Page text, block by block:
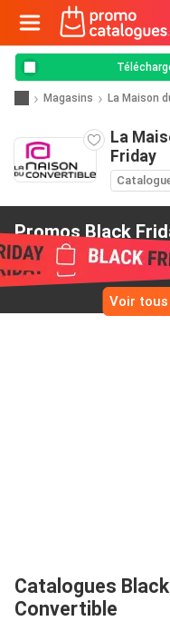
Magasins La Maison
La
Friday
Promos Black
de La Maison du
Voir
Catalogues
Convertible